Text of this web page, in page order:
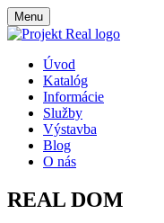
Menu
Úvod
Katalóg
Informácie
Služby
Výstavba
Blog
O nás
REAL DOM